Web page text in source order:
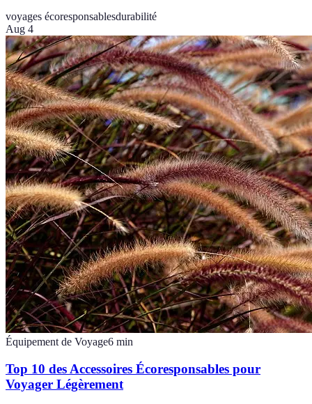
voyages écoresponsablesdurabilité
Aug 4
Équipement de Voyage6 min
Top 10 des Accessoires Écoresponsables pour
Voyager Légèrement